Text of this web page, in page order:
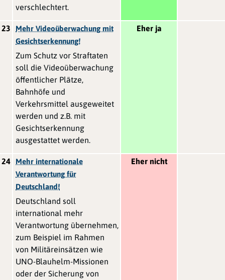
verschlechtert.
23
Mehr Videoüberwachung mit
Gesichtserkennung!
Zum Schutz vor Straftaten
soll die Videoüberwachung
öffentlicher Plätze,
Bahnhöfe und
Verkehrsmittel ausgeweitet
werden und z.B. mit
Gesichtserkennung
ausgestattet werden.
Eher ja
24
Mehr internationale
Verantwortung für
Deutschland!
Deutschland soll
international mehr
Verantwortung übernehmen,
zum Beispiel im Rahmen
von Militäreinsätzen wie
UNO-Blauhelm-Missionen
oder der Sicherung von
Eher nicht